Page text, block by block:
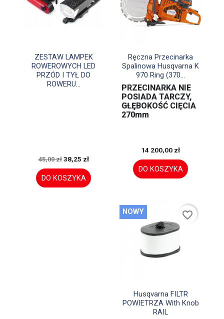
Szybki podgląd
ZESTAW LAMPEK
ROWEROWYCH LED
PRZÓD I TYŁ DO
ROWERU...
45,00 zł 38,25 zł
DO KOSZYKA
Szybki podgląd
Ręczna Przecinarka
Spalinowa Husqvarna K
970 Ring (370...
PRZECINARKA NIE
POSIADA TARCZY,
GŁĘBOKOŚĆ CIĘCIA
270mm
14 200,00 zł
DO KOSZYKA
Szybki podgląd
Husqvarna FILTR
POWIETRZA With Knob
RAIL
NOWY favorite_border